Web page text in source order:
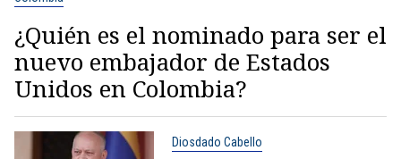
¿Quién es el nominado para ser el
nuevo embajador de Estados
Unidos en Colombia?
Diosdado Cabello